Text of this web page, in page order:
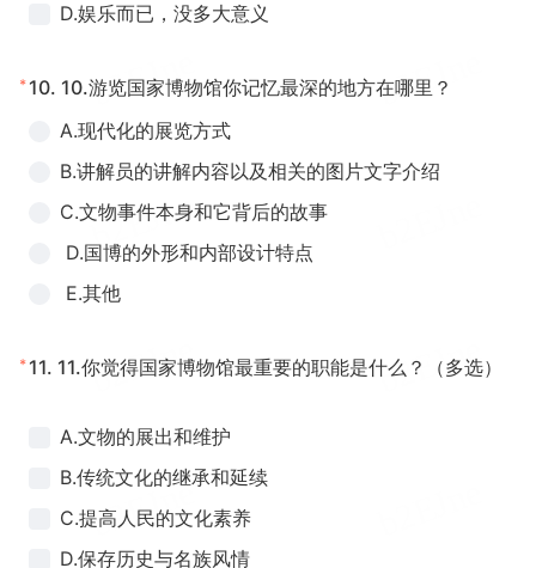
D.娱乐而已，没多大意义
* 10. 10.游览国家博物馆你记忆最深的地方在哪里？
A.现代化的展览方式
B.讲解员的讲解内容以及相关的图片文字介绍
C.文物事件本身和它背后的故事
D.国博的外形和内部设计特点
E.其他
* 11. 11.你觉得国家博物馆最重要的职能是什么？（多选）
A.文物的展出和维护
B.传统文化的继承和延续
C.提高人民的文化素养
D.保存历史与名族风情